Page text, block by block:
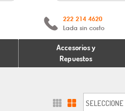
222 214 4620
Lada sin costo
Accesorios y
Repuestos